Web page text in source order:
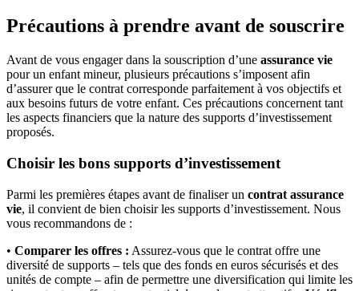
Précautions à prendre avant de souscrire
Avant de vous engager dans la souscription d’une assurance vie
pour un enfant mineur, plusieurs précautions s’imposent afin
d’assurer que le contrat corresponde parfaitement à vos objectifs et
aux besoins futurs de votre enfant. Ces précautions concernent tant
les aspects financiers que la nature des supports d’investissement
proposés.
Choisir les bons supports d’investissement
Parmi les premières étapes avant de finaliser un contrat assurance
vie, il convient de bien choisir les supports d’investissement. Nous
vous recommandons de :
• Comparer les offres : Assurez-vous que le contrat offre une
diversité de supports – tels que des fonds en euros sécurisés et des
unités de compte – afin de permettre une diversification qui limite les